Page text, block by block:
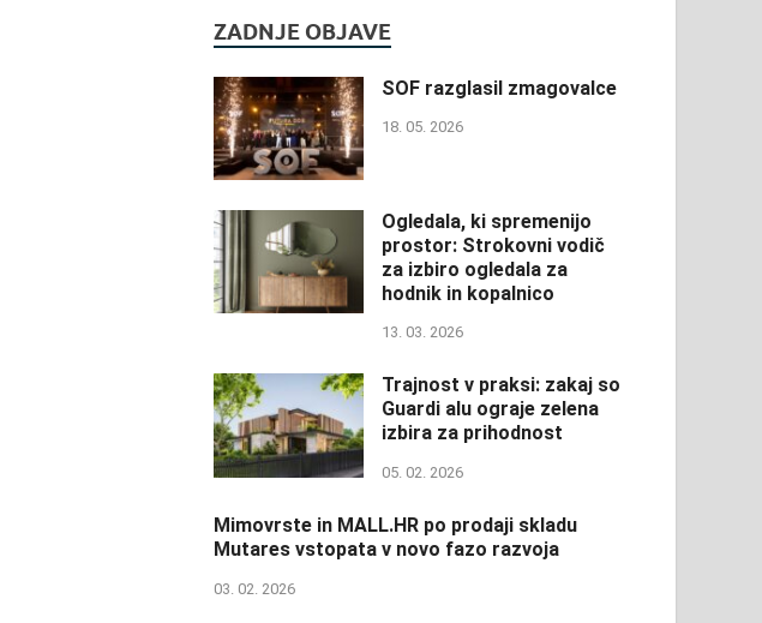
ZADNJE OBJAVE
SOF razglasil zmagovalce
18. 05. 2026
Ogledala, ki spremenijo
prostor: Strokovni vodič
za izbiro ogledala za
hodnik in kopalnico
13. 03. 2026
Trajnost v praksi: zakaj so
Guardi alu ograje zelena
izbira za prihodnost
05. 02. 2026
Mimovrste in MALL.HR po prodaji skladu
Mutares vstopata v novo fazo razvoja
03. 02. 2026